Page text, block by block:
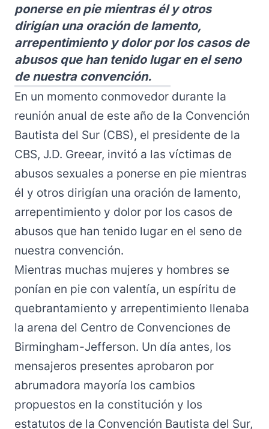
ponerse en pie mientras él y otros
dirigían una oración de lamento,
arrepentimiento y dolor por los casos de
abusos que han tenido lugar en el seno
de nuestra convención.
En un momento conmovedor durante la
reunión anual de este año de la Convención
Bautista del Sur (CBS), el presidente de la
CBS, J.D. Greear, invitó a las víctimas de
abusos sexuales a ponerse en pie mientras
él y otros dirigían una oración de lamento,
arrepentimiento y dolor por los casos de
abusos que han tenido lugar en el seno de
nuestra convención.
Mientras muchas mujeres y hombres se
ponían en pie con valentía, un espíritu de
quebrantamiento y arrepentimiento llenaba
la arena del Centro de Convenciones de
Birmingham-Jefferson. Un día antes, los
mensajeros presentes aprobaron por
abrumadora mayoría los cambios
propuestos en la constitución y los
estatutos de la Convención Bautista del Sur,